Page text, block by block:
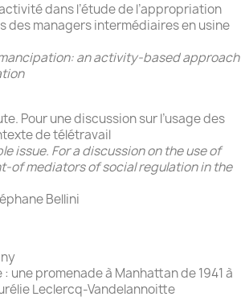
dans l’étude de l’appropriation
des managers intermédiaires en usine
an activity-based approach
Pour une discussion sur l’usage des
de télétravail
issue. For a discussion on the use of
of mediators of social regulation in the
Bellini
une promenade à Manhattan de 1941 à
Leclercq-Vandelannoitte